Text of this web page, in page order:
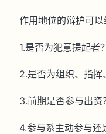
作用地位的辩护可以
1.是否为犯意提起者？
2.是否为组织、指挥
3.前期是否参与出资
4.参与系主动参与还